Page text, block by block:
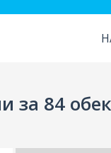
за 84